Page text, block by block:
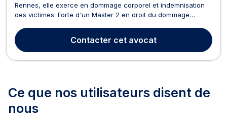
Rennes, elle exerce en dommage corporel et indemnisation
des victimes. Forte d'un Master 2 en droit du dommage
prestigieux, elle met son expertise au service de ses clients
pour les accompagner dans leurs démarches juridi...
Contacter cet avocat
Ce que nos utilisateurs disent de
nous